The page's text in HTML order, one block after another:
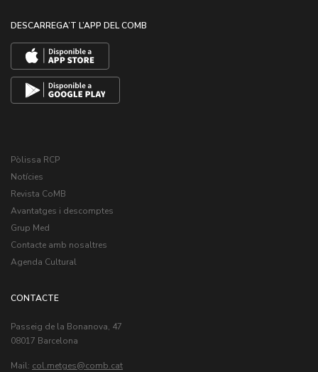
DESCARREGA’T L’APP DEL COMB
Pòlissa RCP
Notícies
Revista CoMB
Avantatges i descomptes
Grup Med
Contacte amb nosaltres
Agenda Cultural
CONTACTE
Passeig de la Bonanova, 47
08017 Barcelona
Mail: col.metges